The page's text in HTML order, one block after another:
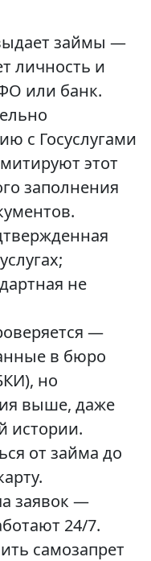
займы —
личность и
или банк.
с Госуслугами
этот
заполнения
не
—
в бюро
но
выше, даже
истории.
от займа до
заявок —
24/7.
самозапрет